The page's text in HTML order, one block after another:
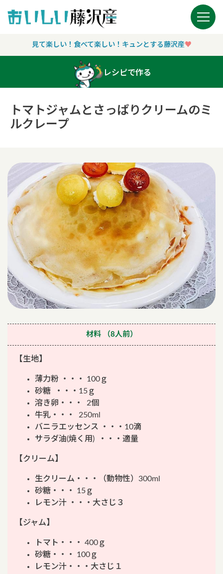
Main Navigation
見て楽しい！食べて楽しい！キュンとする藤沢産♥︎
レシピで作る
トマトジャムとさっぱりクリームのミ
ルクレープ
材料（8人前）
【生地】
薄力粉 ・・・ 100ｇ
砂糖 ・・・15ｇ
溶き卵・・・ 2個
牛乳・・・ 250ml
バニラエッセンス ・・・10滴
サラダ油(焼く用) ・・・適量
【クリーム】
生クリーム・・・（動物性）300ml
砂糖・・・ 15ｇ
レモン汁 ・・・大さじ３
【ジャム】
トマト・・・ 400ｇ
砂糖・・・ 100ｇ
レモン汁・・・大さじ１